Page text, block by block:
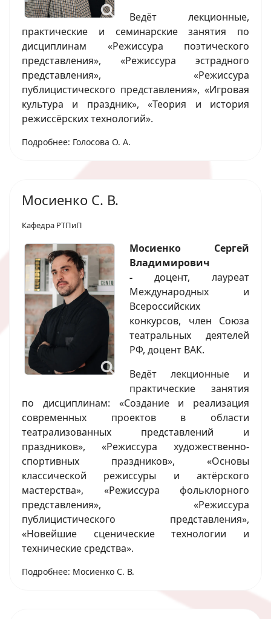
Ведёт лекционные,
практические и семинарские занятия по
дисциплинам «Режиссура поэтического
представления», «Режиссура эстрадного
представления», «Режиссура
публицистического представления», «Игровая
культура и праздник», «Теория и история
режиссёрских технологий».
Подробнее: Голосова О. А.
Мосиенко С. В.
Кафедра РТПиП
Мосиенко Сергей
Владимирович
- доцент, лауреат
Международных и
Всероссийских
конкурсов, член Союза
театральных деятелей
РФ, доцент ВАК.
Ведёт лекционные и
практические занятия
по дисциплинам: «Создание и реализация
современных проектов в области
театрализованных представлений и
праздников», «Режиссура художественно-
спортивных праздников», «Основы
классической режиссуры и актёрского
мастерства», «Режиссура фольклорного
представления», «Режиссура
публицистического представления»,
«Новейшие сценические технологии и
технические средства».
Подробнее: Мосиенко С. В.